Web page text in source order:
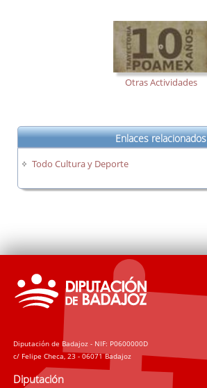
Otras Actividades
Enlaces relacionados
Todo Cultura y Deporte
Diputación de Badajoz - NIF: P0600000D
c/ Felipe Checa, 23 - 06071 Badajoz
Diputación